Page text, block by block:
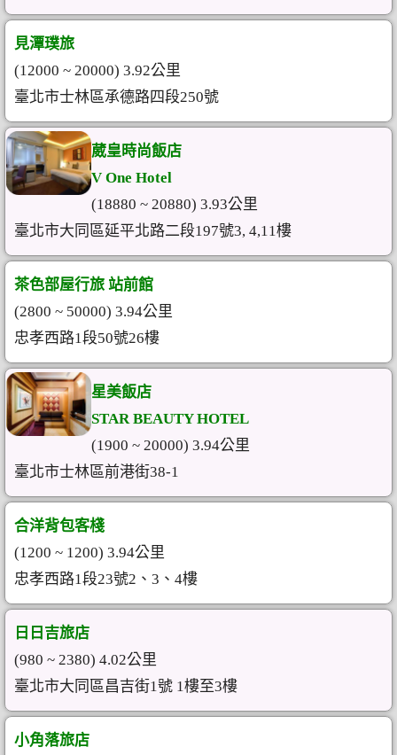
見潭璞旅
(12000 ~ 20000) 3.92公里
臺北市士林區承德路四段250號
葳皇時尚飯店
V One Hotel
(18880 ~ 20880) 3.93公里
臺北市大同區延平北路二段197號3, 4,11樓
茶色部屋行旅 站前館
(2800 ~ 50000) 3.94公里
忠孝西路1段50號26樓
星美飯店
STAR BEAUTY HOTEL
(1900 ~ 20000) 3.94公里
臺北市士林區前港街38-1
合洋背包客棧
(1200 ~ 1200) 3.94公里
忠孝西路1段23號2、3、4樓
日日吉旅店
(980 ~ 2380) 4.02公里
臺北市大同區昌吉街1號 1樓至3樓
小角落旅店